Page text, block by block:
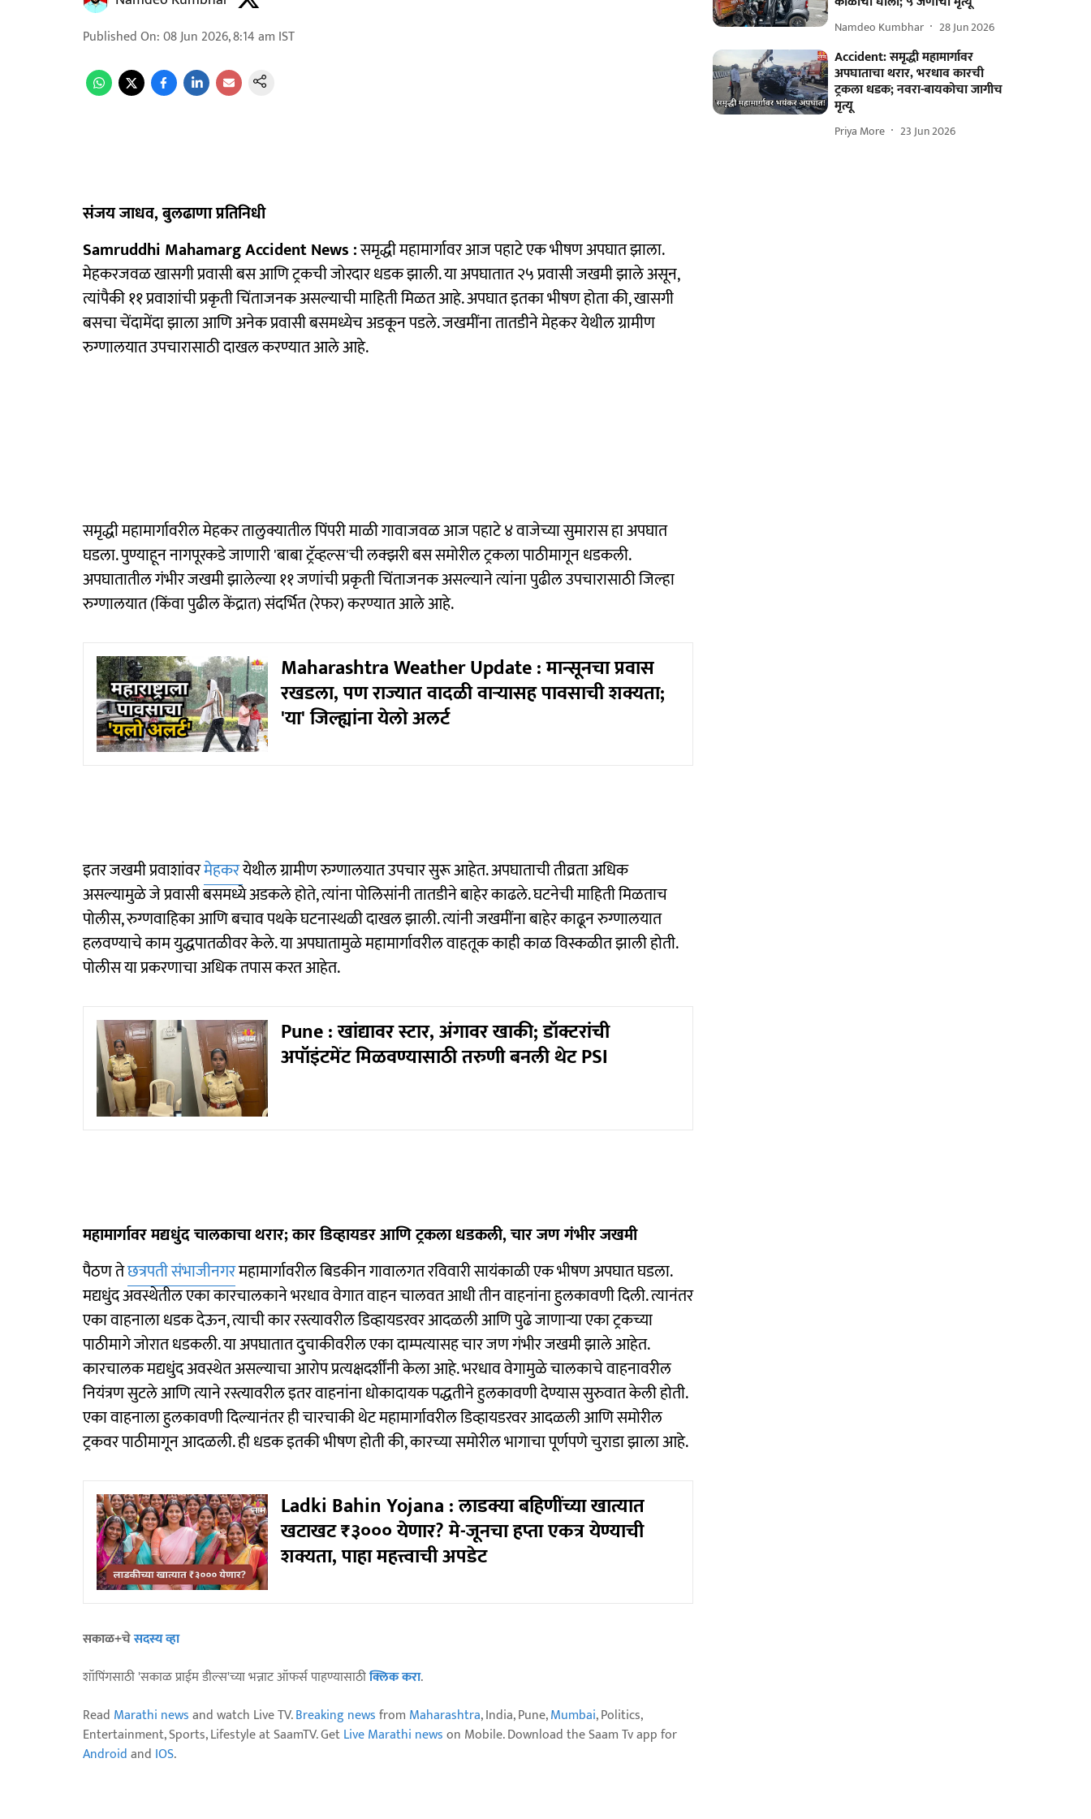
Published On:08 Jun 2026, 8:14 am IST
संजय जाधव, बुलढाणा प्रतिनिधी
Samruddhi Mahamarg Accident News :समृद्धी महामार्गावर आज पहाटे एक भीषण अपघात झाला.
मेहकरजवळ खासगी प्रवासी बस आणि ट्रकची जोरदार धडक झाली. या अपघातात २५ प्रवासी जखमी झाले असून,
त्यांपैकी ११ प्रवाशांची प्रकृती चिंताजनक असल्याची माहिती मिळत आहे. अपघात इतका भीषण होता की, खासगी
बसचा चेंदामेंदा झाला आणि अनेक प्रवासी बसमध्येच अडकून पडले. जखमींना तातडीने मेहकर येथील ग्रामीण
रुग्णालयात उपचारासाठी दाखल करण्यात आले आहे.
समृद्धी महामार्गावरील मेहकर तालुक्यातील पिंपरी माळी गावाजवळ आज पहाटे ४ वाजेच्या सुमारास हा अपघात
घडला. पुण्याहून नागपूरकडे जाणारी 'बाबा ट्रॅव्हल्स'ची लक्झरी बस समोरील ट्रकला पाठीमागून धडकली.
अपघातातील गंभीर जखमी झालेल्या ११ जणांची प्रकृती चिंताजनक असल्याने त्यांना पुढील उपचारासाठी जिल्हा
रुग्णालयात (किंवा पुढील केंद्रात) संदर्भित (रेफर) करण्यात आले आहे.
Maharashtra Weather Update : मान्सूनचा प्रवास
रखडला, पण राज्यात वादळी वाऱ्यासह पावसाची शक्यता;
'या' जिल्ह्यांना येलो अलर्ट
इतर जखमी प्रवाशांवरमेहकरयेथील ग्रामीण रुग्णालयात उपचार सुरू आहेत. अपघाताची तीव्रता अधिक
असल्यामुळे जे प्रवासी बसमध्ये अडकले होते, त्यांना पोलिसांनी तातडीने बाहेर काढले. घटनेची माहिती मिळताच
पोलीस, रुग्णवाहिका आणि बचाव पथके घटनास्थळी दाखल झाली. त्यांनी जखमींना बाहेर काढून रुग्णालयात
हलवण्याचे काम युद्धपातळीवर केले. या अपघातामुळे महामार्गावरील वाहतूक काही काळ विस्कळीत झाली होती.
पोलीस या प्रकरणाचा अधिक तपास करत आहेत.
Pune : खांद्यावर स्टार, अंगावर खाकी; डॉक्टरांची
अपॉइंटमेंट मिळवण्यासाठी तरुणी बनली थेट PSI
महामार्गावर मद्यधुंद चालकाचा थरार; कार डिव्हायडर आणि ट्रकला धडकली, चार जण गंभीर जखमी
पैठण तेछत्रपती संभाजीनगरमहामार्गावरील बिडकीन गावालगत रविवारी सायंकाळी एक भीषण अपघात घडला.
मद्यधुंद अवस्थेतील एका कारचालकाने भरधाव वेगात वाहन चालवत आधी तीन वाहनांना हुलकावणी दिली. त्यानंतर
एका वाहनाला धडक देऊन, त्याची कार रस्त्यावरील डिव्हायडरवर आदळली आणि पुढे जाणाऱ्या एका ट्रकच्या
पाठीमागे जोरात धडकली. या अपघातात दुचाकीवरील एका दाम्पत्यासह चार जण गंभीर जखमी झाले आहेत.
कारचालक मद्यधुंद अवस्थेत असल्याचा आरोप प्रत्यक्षदर्शींनी केला आहे. भरधाव वेगामुळे चालकाचे वाहनावरील
नियंत्रण सुटले आणि त्याने रस्त्यावरील इतर वाहनांना धोकादायक पद्धतीने हुलकावणी देण्यास सुरुवात केली होती.
एका वाहनाला हुलकावणी दिल्यानंतर ही चारचाकी थेट महामार्गावरील डिव्हायडरवर आदळली आणि समोरील
ट्रकवर पाठीमागून आदळली. ही धडक इतकी भीषण होती की, कारच्या समोरील भागाचा पूर्णपणे चुराडा झाला आहे.
Ladki Bahin Yojana : लाडक्या बहिणींच्या खात्यात
खटाखट ₹३००० येणार? मे-जूनचा हप्ता एकत्र येण्याची
शक्यता, पाहा महत्त्वाची अपडेट
सकाळ+चेसदस्य व्हा
शॉपिंगसाठी 'सकाळ प्राईम डील्स'च्या भन्नाट ऑफर्स पाहण्यासाठीक्लिक करा.
Read Marathi newsand watch Live TV.Breaking newsfrom Maharashtra, India, Pune,Mumbai, Politics,
Entertainment, Sports, Lifestyle at SaamTV. GetLive Marathi newson Mobile. Download the Saam Tv app for
Androidand IOS.
Namdeo Kumbhar 28 Jun 2026
Accident: समृद्धी महामार्गावर
अपघाताचा थरार, भरधाव कारची
ट्रकला धडक; नवरा-बायकोचा जागीच
मृत्यू
Priya More 23 Jun 2026